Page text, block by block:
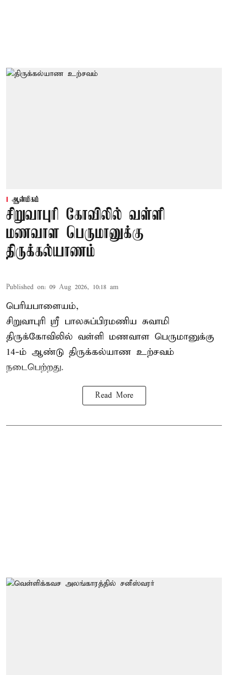
ஆன்மிகம்
சிறுவாபுரி கோவிலில் வள்ளி
மணவாள பெருமானுக்கு
திருக்கல்யாணம்
Published on: 09 Aug 2026, 10:18 am
பெரியபாளையம்,
சிறுவாபுரி ஸ்ரீ பாலசுப்பிரமணிய சுவாமி
திருக்கோவிலில் வள்ளி மணவாள பெருமானுக்கு
14-ம் ஆண்டு திருக்கல்யாண உற்சவம்
நடைபெற்றது.
Read More